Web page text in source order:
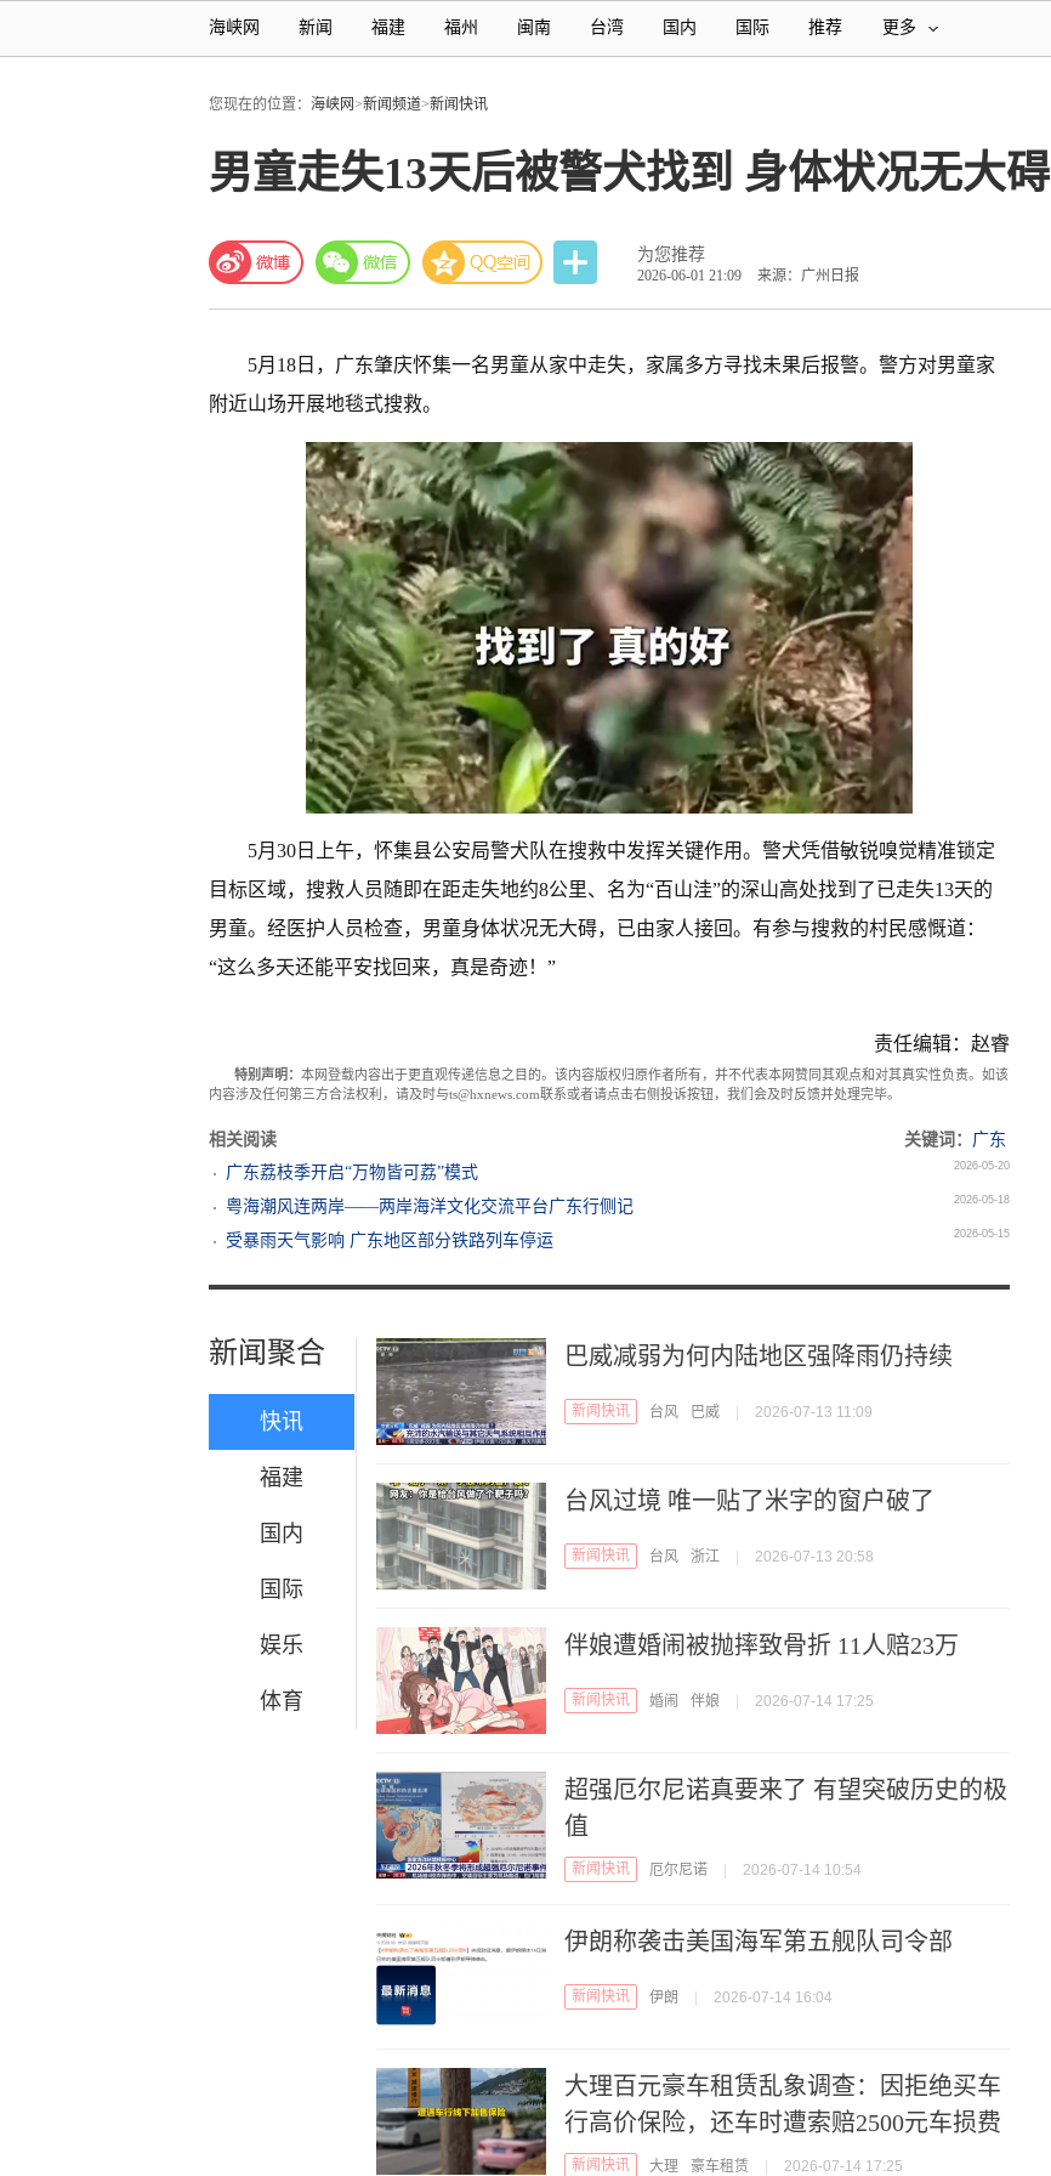
海峡网 新闻 福建 福州 闽南 台湾 国内 国际 推荐 更多
您现在的位置： 海峡网>新闻频道>新闻快讯
男童走失13天后被警犬找到 身体状况无大碍
为您推荐
2026-06-01 21:09 来源：广州日报
5月18日，广东肇庆怀集一名男童从家中走失，家属多方寻找未果后报警。警方对男童家
附近山场开展地毯式搜救。
5月30日上午，怀集县公安局警犬队在搜救中发挥关键作用。警犬凭借敏锐嗅觉精准锁定
目标区域，搜救人员随即在距走失地约8公里、名为“百山洼”的深山高处找到了已走失13天的
男童。经医护人员检查，男童身体状况无大碍，已由家人接回。有参与搜救的村民感慨道：
“这么多天还能平安找回来，真是奇迹！”
责任编辑：赵睿
特别声明： 本网登载内容出于更直观传递信息之目的。该内容版权归原作者所有，并不代表本网赞同其观点和对其真实性负责。如该
内容涉及任何第三方合法权利，请及时与ts@hxnews.com联系或者请点击右侧投诉按钮，我们会及时反馈并处理完毕。
相关阅读 关键词： 广东
广东荔枝季开启“万物皆可荔”模式
2026-05-20
粤海潮风连两岸——两岸海洋文化交流平台广东行侧记 2026-05-18
受暴雨天气影响 广东地区部分铁路列车停运 2026-05-15
新闻聚合
快讯
福建
国内
国际
娱乐
体育
巴威减弱为何内陆地区强降雨仍持续
新闻快讯 台风 巴威 | 2026-07-13 11:09
台风过境 唯一贴了米字的窗户破了
新闻快讯 台风 浙江 | 2026-07-13 20:58
伴娘遭婚闹被抛摔致骨折 11人赔23万
新闻快讯 婚闹 伴娘 | 2026-07-14 17:25
超强厄尔尼诺真要来了 有望突破历史的极
值
新闻快讯 厄尔尼诺 | 2026-07-14 10:54
伊朗称袭击美国海军第五舰队司令部
新闻快讯 伊朗 | 2026-07-14 16:04
大理百元豪车租赁乱象调查：因拒绝买车
行高价保险，还车时遭索赔2500元车损费
新闻快讯 大理 豪车租赁 | 2026-07-14 17:25